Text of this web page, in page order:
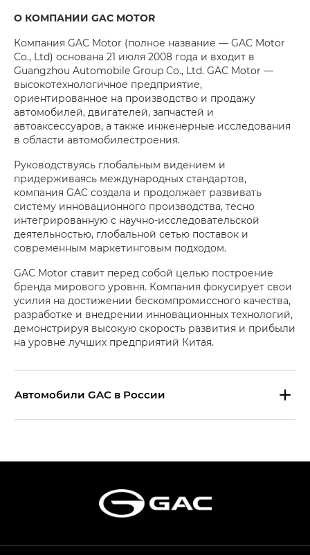
О КОМПАНИИ GAC MOTOR
Компания GAC Motor (полное название — GAC Motor
Co., Ltd) основана 21 июля 2008 года и входит в
Guangzhou Automobile Group Co., Ltd. GAC Motor —
высокотехнологичное предприятие,
ориентированное на производство и продажу
автомобилей, двигателей, запчастей и
автоаксессуаров, а также инженерные исследования
в области автомобилестроения.
Руководствуясь глобальным видением и
придерживаясь международных стандартов,
компания GAC создала и продолжает развивать
систему инновационного производства, тесно
интегрированную с научно-исследовательской
деятельностью, глобальной сетью поставок и
современным маркетинговым подходом.
GAC Motor ставит перед собой целью построение
бренда мирового уровня. Компания фокусирует свои
усилия на достижении бескомпромиссного качества,
разработке и внедрении инновационных технологий,
демонстрируя высокую скорость развития и прибыли
на уровне лучших предприятий Китая.
Aвтомобили GAC в России
Эс Икс ПРЕМИУМ — SX PREMIUM
S7 — Эс 7 (S7) в комплектациях
Эс Икс ПРЕМИУМ — SX PREMIUM, Эс Тэ — ST
в комплектации Экс ПРЕМИУМ — EX PREMIUM